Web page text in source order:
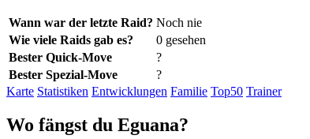
Wann war der letzte Raid? Noch nie
Wie viele Raids gab es?
0 gesehen
Bester Quick-Move
?
Bester Spezial-Move
?
Karte Statistiken Entwicklungen Familie Top50 Trainer
Wo fängst du Eguana?